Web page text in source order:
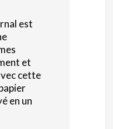
est
et
cette
en un